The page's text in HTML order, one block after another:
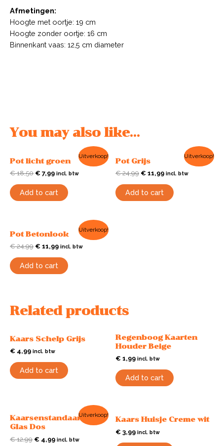
Afmetingen:
Hoogte met oortje: 19 cm
Hoogte zonder oortje: 16 cm
Binnenkant vaas: 12,5 cm diameter
You may also like…
Uitverkoop!
Pot licht groen
€18,50 € 7,99 incl. btw
Add to cart
Uitverkoop!
Pot Grijs
€24,99 € 11,99 incl. btw
Add to cart
Uitverkoop!
Pot Betonlook
€24,99 € 11,99 incl. btw
Add to cart
Related products
Kaars Schelp Grijs
€ 4,99 incl. btw
Add to cart
Regenboog Kaarten
Houder Beige
€ 1,99 incl. btw
Add to cart
Uitverkoop!
Kaarsenstandaard
Glas Dos
€12,99 € 4,99 incl. btw
Kaars Huisje Creme wit
€ 3,99 incl. btw